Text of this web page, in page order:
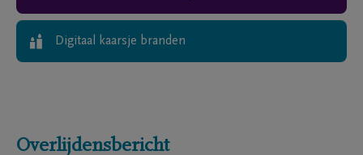
Digitaal kaarsje branden
Overlijdensbericht